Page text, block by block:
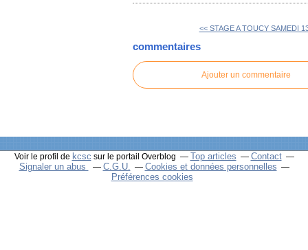
<< STAGE A TOUCY SAMEDI
commentaires
Ajouter un commentaire
Voir le profil de kcsc sur le portail Overblog Top articles
Contact
Signaler un abus
C.G.U.
Cookies et données personnelles
Préférences cookies